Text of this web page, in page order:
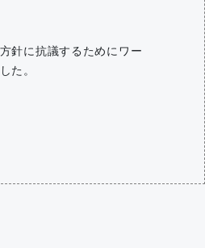
針に抗議するためにワー
た。